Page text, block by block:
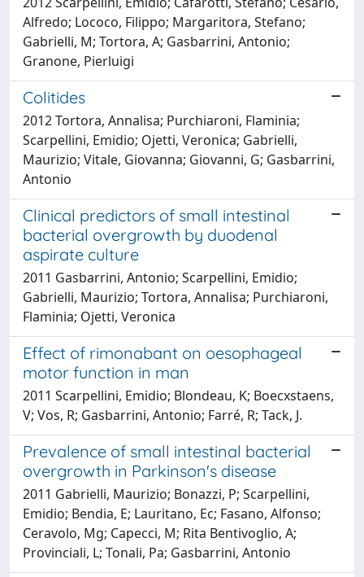
Alfredo; Lococo, Filippo; Margaritora, Stefano;
Gabrielli, M; Tortora, A; Gasbarrini, Antonio;
Granone, Pierluigi
Colitides
2012 Tortora, Annalisa; Purchiaroni, Flaminia;
Scarpellini, Emidio; Ojetti, Veronica; Gabrielli,
Maurizio; Vitale, Giovanna; Giovanni, G; Gasbarrini,
Antonio
Clinical predictors of small intestinal
bacterial overgrowth by duodenal
aspirate culture
2011 Gasbarrini, Antonio; Scarpellini, Emidio;
Gabrielli, Maurizio; Tortora, Annalisa; Purchiaroni,
Flaminia; Ojetti, Veronica
Effect of rimonabant on oesophageal
motor function in man
2011 Scarpellini, Emidio; Blondeau, K; Boecxstaens,
V; Vos, R; Gasbarrini, Antonio; Farré, R; Tack, J.
Prevalence of small intestinal bacterial
overgrowth in Parkinson's disease
2011 Gabrielli, Maurizio; Bonazzi, P; Scarpellini,
Emidio; Bendia, E; Lauritano, Ec; Fasano, Alfonso;
Ceravolo, Mg; Capecci, M; Rita Bentivoglio, A;
Provinciali, L; Tonali, Pa; Gasbarrini, Antonio